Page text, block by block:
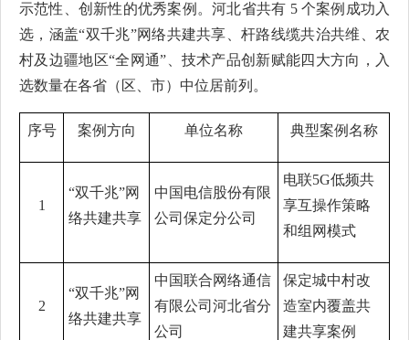
示范性、创新性的优秀案例。河北省共有 5 个案例成功入
选，涵盖“双千兆”网络共建共享、杆路线缆共治共维、农
村及边疆地区“全网通”、技术产品创新赋能四大方向，入
选数量在各省（区、市）中位居前列。
序号 案例方向 单位名称 典型案例名称
1
“双千兆”网
络共建共享
中国电信股份有限
公司保定分公司
电联5G低频共
享互操作策略
和组网模式
2
“双千兆”网
络共建共享
中国联合网络通信
有限公司河北省分
公司
保定城中村改
造室内覆盖共
建共享案例